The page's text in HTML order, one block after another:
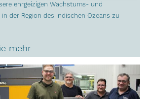
ehrgeizigen Wachstums- und
der Region des Indischen Ozeans zu
mehr